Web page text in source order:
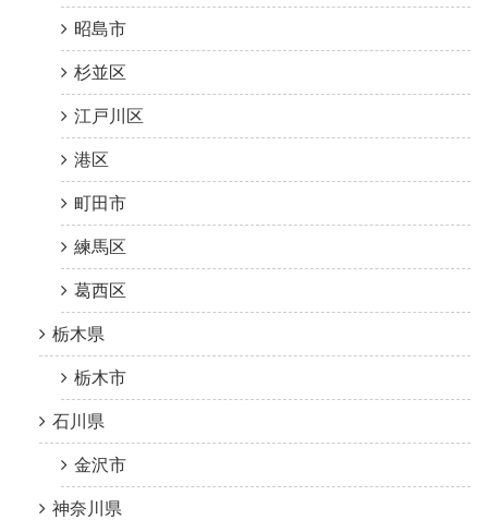
昭島市
杉並区
江戸川区
港区
町田市
練馬区
葛西区
栃木県
栃木市
石川県
金沢市
神奈川県